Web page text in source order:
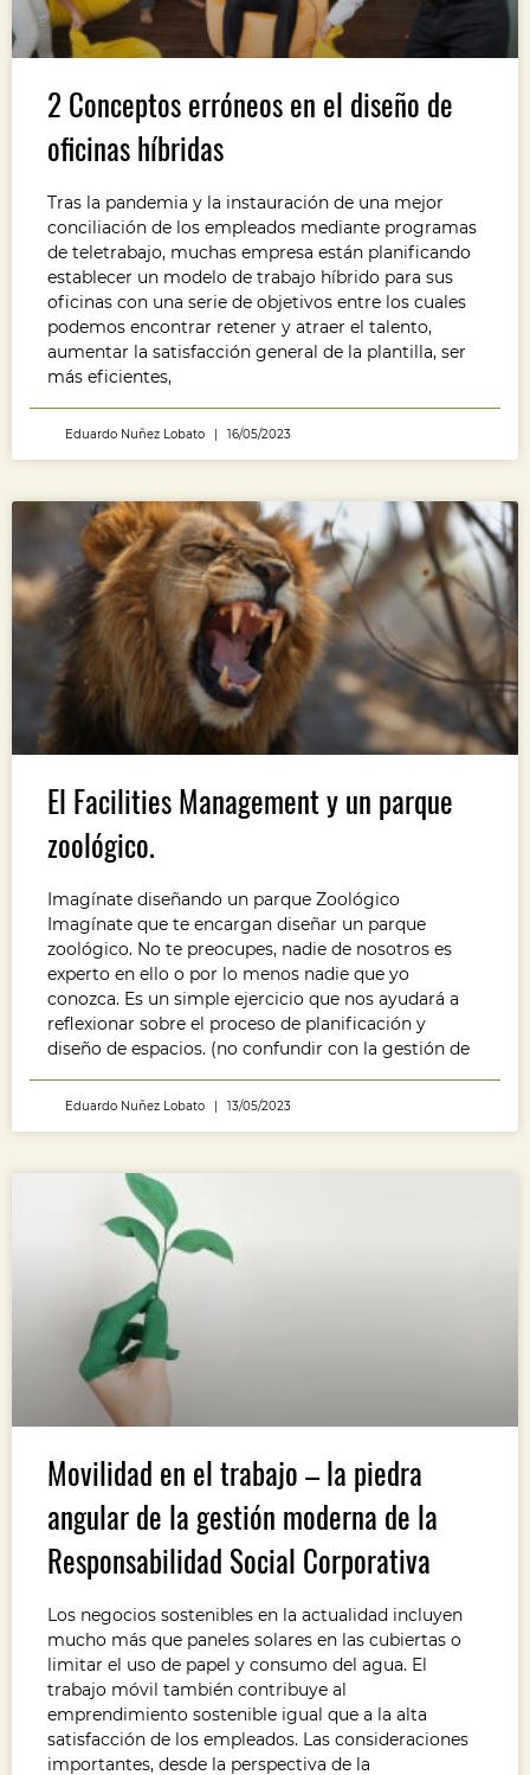
2 Conceptos erróneos en el diseño de
oficinas híbridas
Tras la pandemia y la instauración de una mejor
conciliación de los empleados mediante programas
de teletrabajo, muchas empresa están planificando
establecer un modelo de trabajo híbrido para sus
oficinas con una serie de objetivos entre los cuales
podemos encontrar retener y atraer el talento,
aumentar la satisfacción general de la plantilla, ser
más eficientes,
Eduardo Nuñez Lobato 16/05/2023
El Facilities Management y un parque
zoológico.
Imagínate diseñando un parque Zoológico
Imagínate que te encargan diseñar un parque
zoológico. No te preocupes, nadie de nosotros es
experto en ello o por lo menos nadie que yo
conozca. Es un simple ejercicio que nos ayudará a
reflexionar sobre el proceso de planificación y
diseño de espacios. (no confundir con la gestión de
Eduardo Nuñez Lobato 13/05/2023
Movilidad en el trabajo – la piedra
angular de la gestión moderna de la
Responsabilidad Social Corporativa
Los negocios sostenibles en la actualidad incluyen
mucho más que paneles solares en las cubiertas o
limitar el uso de papel y consumo del agua. El
trabajo móvil también contribuye al
emprendimiento sostenible igual que a la alta
satisfacción de los empleados. Las consideraciones
importantes, desde la perspectiva de la